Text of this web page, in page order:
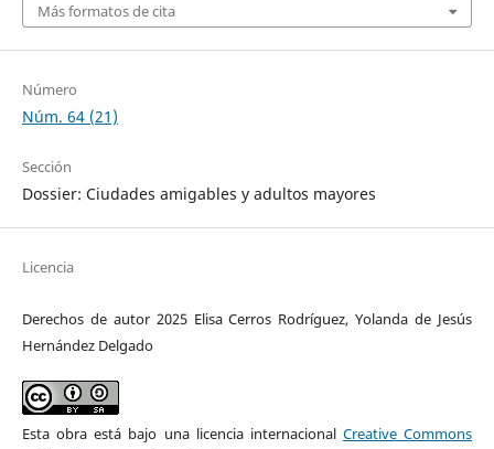
Más formatos de cita
Número
Núm. 64 (21)
Sección
Dossier: Ciudades amigables y adultos mayores
Licencia
Derechos de autor 2025 Elisa Cerros Rodríguez, Yolanda de Jesús
Hernández Delgado
Esta obra está bajo una licencia internacional Creative Commons